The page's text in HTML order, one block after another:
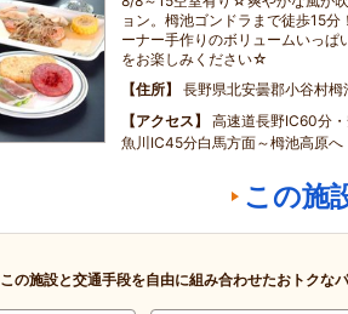
ョン。栂池ゴンドラまで徒歩15
ーナー手作りのボリュームいっぱ
をお楽しみください☆
住所
長野県北安曇郡小谷村栂
アクセス
高速道長野IC60分
魚川IC45分白馬方面～栂池高原へ
この施
この施設と交通手段を自由に組み合わせたおトクな